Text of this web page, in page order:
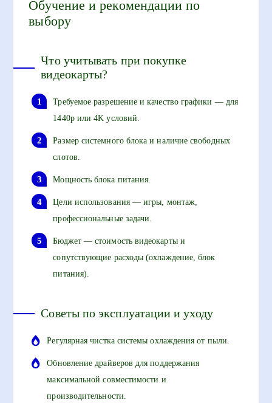
Обучение и рекомендации по
выбору
Что учитывать при покупке
видеокарты?
Требуемое разрешение и качество графики — для
1440p или 4K условий.
Размер системного блока и наличие свободных
слотов.
Мощность блока питания.
Цели использования — игры, монтаж,
профессиональные задачи.
Бюджет — стоимость видеокарты и
сопутствующие расходы (охлаждение, блок
питания).
Советы по эксплуатации и уходу
Регулярная чистка системы охлаждения от пыли.
Обновление драйверов для поддержания
максимальной совместимости и
производительности.